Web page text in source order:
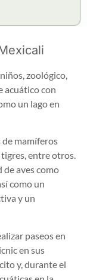
zoológico,
acuático con
un lago en
de mamíferos
entre otros.
de aves como
como un
y un
paseos en
en sus
y, durante el